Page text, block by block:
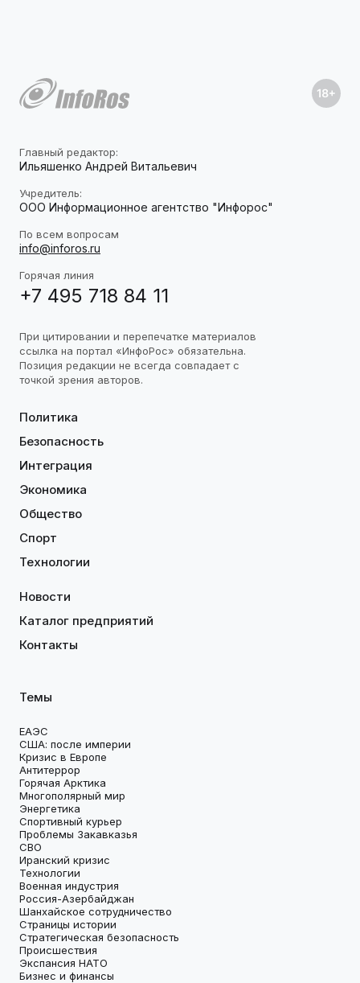
Главный редактор:
Ильяшенко Андрей Витальевич
Учредитель:
ООО Информационное агентство "Инфорос"
По всем вопросам
info@inforos.ru
Горячая линия
+7 495 718 84 11
При цитировании и перепечатке материалов
ссылка на портал «ИнфоРос» обязательна.
Позиция редакции не всегда совпадает с
точкой зрения авторов.
Политика
Безопасность
Интеграция
Экономика
Общество
Спорт
Технологии
Новости
Каталог предприятий
Контакты
Темы
ЕАЭС
США: после империи
Кризис в Европе
Антитеррор
Горячая Арктика
Многополярный мир
Энергетика
Спортивный курьер
Проблемы Закавказья
СВО
Иранский кризис
Технологии
Военная индустрия
Россия-Азербайджан
Шанхайское сотрудничество
Страницы истории
Стратегическая безопасность
Происшествия
Экспансия НАТО
Бизнес и финансы